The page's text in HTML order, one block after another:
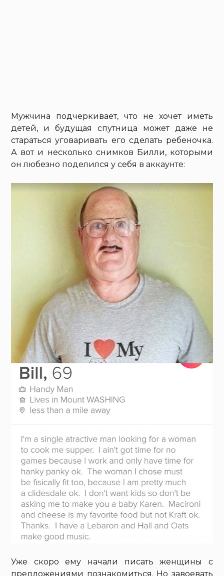
Мужчина подчеркивает, что не хочет иметь
детей, и будущая спутница может даже не
стараться уговаривать его сделать ребеночка.
А вот и несколько снимков Билли, которыми
он любезно поделился у себя в аккаунте:
Уже скоро ему начали писать женщины с
предложениями познакомиться. Но завоевать